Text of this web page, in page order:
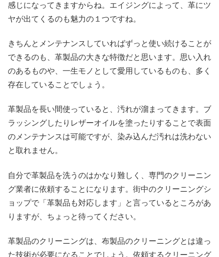
感じになってきますからね。エイジングによって、革にツ
ヤが出てくるのも魅力の１つですね。
きちんとメンテナンスしていればずっと使い続けることが
できるのも、革製品の大きな特徴だと思います。思い入れ
のあるものや、一生モノとして愛用しているものも、多く
存在していることでしょう。
革製品を長い間使っていると、汚れが溜まってきます。ブ
ラッシングしたりレザーオイルを塗ったりすることで表面
のメンテナンスは可能ですが、染み込んだ汚れは洗わない
と取れません。
自分で革製品を洗うのはかなり難しく、専門のクリーニン
グ業者に依頼することになります。街中のクリーニングシ
ョップで「革製品も対応します」と言っているところがあ
りますが、ちょっと待ってください。
革製品のクリーニングは、布製品のクリーニングとは違っ
た技術が必要になることでしょう。依頼するクリーニング